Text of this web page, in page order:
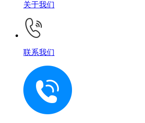
关于我们
联系我们